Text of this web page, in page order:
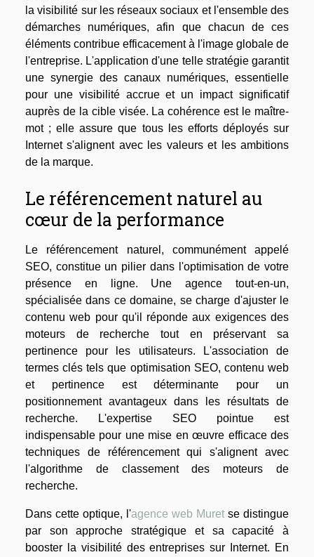
la visibilité sur les réseaux sociaux et l'ensemble des
démarches numériques, afin que chacun de ces
éléments contribue efficacement à l'image globale de
l'entreprise. L'application d'une telle stratégie garantit
une synergie des canaux numériques, essentielle
pour une visibilité accrue et un impact significatif
auprès de la cible visée. La cohérence est le maître-
mot ; elle assure que tous les efforts déployés sur
Internet s'alignent avec les valeurs et les ambitions
de la marque.
Le référencement naturel au
cœur de la performance
Le référencement naturel, communément appelé
SEO, constitue un pilier dans l'optimisation de votre
présence en ligne. Une agence tout-en-un,
spécialisée dans ce domaine, se charge d'ajuster le
contenu web pour qu'il réponde aux exigences des
moteurs de recherche tout en préservant sa
pertinence pour les utilisateurs. L'association de
termes clés tels que optimisation SEO, contenu web
et pertinence est déterminante pour un
positionnement avantageux dans les résultats de
recherche. L'expertise SEO pointue est
indispensable pour une mise en œuvre efficace des
techniques de référencement qui s'alignent avec
l'algorithme de classement des moteurs de
recherche.
Dans cette optique, l'agence web Muret se distingue
par son approche stratégique et sa capacité à
booster la visibilité des entreprises sur Internet. En